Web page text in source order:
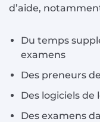
d’aide,
Du temps
examens
Des preneurs
Des logiciels
Des examens